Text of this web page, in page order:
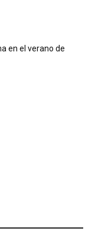
en el verano de